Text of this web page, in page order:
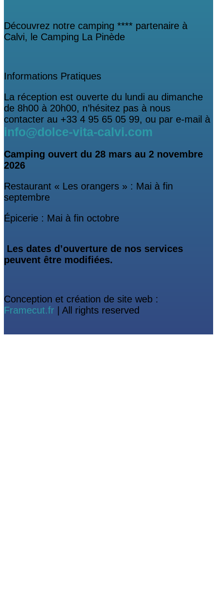
Découvrez notre camping **** partenaire à
Calvi, le Camping La Pinède
Informations Pratiques
La réception est ouverte du lundi au dimanche
de 8h00 à 20h00, n’hésitez pas à nous
contacter au +33 4 95 65 05 99, ou par e-mail à
info@dolce-vita-calvi.com
Camping ouvert du 28 mars au 2 novembre
2026
Restaurant « Les orangers » : Mai à fin
septembre
Épicerie : Mai à fin octobre
Les dates d’ouverture de nos services
peuvent être modifiées.
Conception et création de site web :
Framecut.fr | All rights reserved